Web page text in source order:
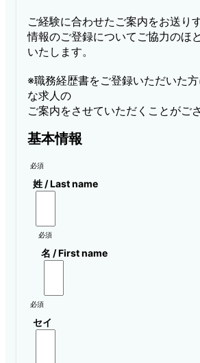
ご経験に合わせたご案内をお送り
情報のご登録についてご協力のほ
いたします。
※職務経歴書をご登録いただいた
な求人の
ご案内をさせていただくことがご
基本情報
必須
姓 / Last name
必須
名 / First name
必須
セイ